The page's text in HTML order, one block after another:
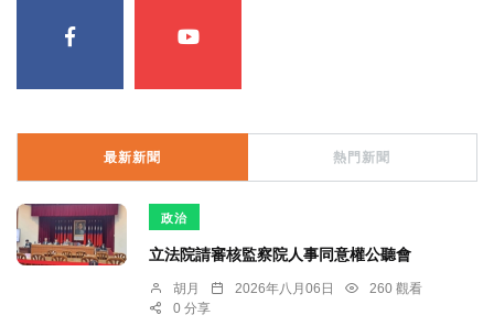
最新新聞 熱門新聞
政治
立法院請審核監察院人事同意權公聽會
胡月 2026年八月06日
260 觀看
0 分享